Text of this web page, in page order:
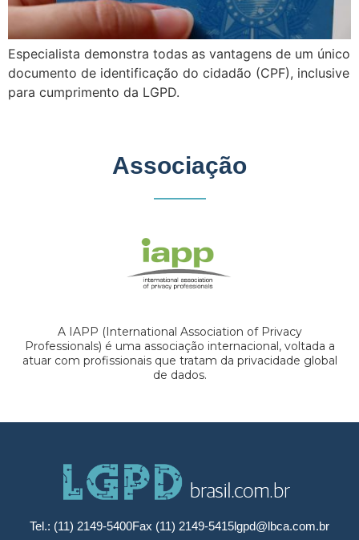
Especialista demonstra todas as vantagens de um único
documento de identificação do cidadão (CPF), inclusive
para cumprimento da LGPD.
Associação
A IAPP (International Association of Privacy
Professionals) é uma associação internacional, voltada a
atuar com profissionais que tratam da privacidade global
de dados.
Tel.: (11) 2149-5400Fax (11) 2149-5415lgpd@lbca.com.br